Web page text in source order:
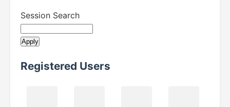
Session Search
Registered Users